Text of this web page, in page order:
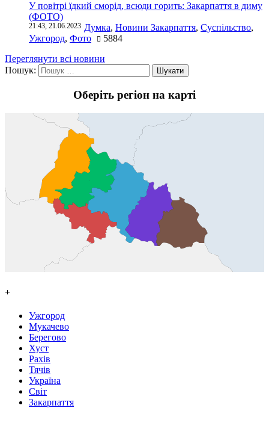
У повітрі їдкий сморід, всюди горить: Закарпаття в диму
(ФОТО)
21:43, 21.06.2023 Думка, Новини Закарпаття, Суспільство,
Ужгород, Фото
5884
Переглянути всі новини
Пошук:
Оберіть регіон на карті
+
Ужгород
Мукачево
Берегово
Хуст
Рахів
Тячів
Україна
Світ
Закарпаття